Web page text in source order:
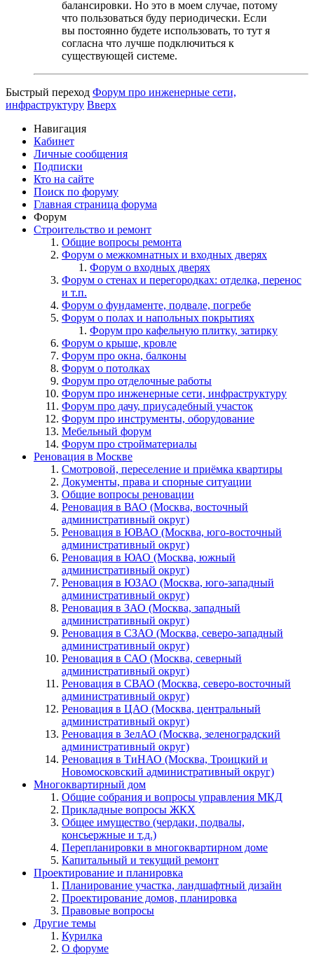
балансировки. Но это в моем случае, потому
что пользоваться буду периодически. Если
вы постоянно будете использовать, то тут я
согласна что лучше подключиться к
существующей системе.
Быстрый переход Форум про инженерные сети,
инфраструктуру Вверх
Навигация
Кабинет
Личные сообщения
Подписки
Кто на сайте
Поиск по форуму
Главная страница форума
Форум
Строительство и ремонт
Общие вопросы ремонта
Форум о межкомнатных и входных дверях
Форум о входных дверях
Форум о стенах и перегородках: отделка, перенос
и т.п.
Форум о фундаменте, подвале, погребе
Форум о полах и напольных покрытиях
Форум про кафельную плитку, затирку
Форум о крыше, кровле
Форум про окна, балконы
Форум о потолках
Форум про отделочные работы
Форум про инженерные сети, инфраструктуру
Форум про дачу, приусадебный участок
Форум про инструменты, оборудование
Мебельный форум
Форум про стройматериалы
Реновация в Москве
Смотровой, переселение и приёмка квартиры
Документы, права и спорные ситуации
Общие вопросы реновации
Реновация в ВАО (Москва, восточный
административный округ)
Реновация в ЮВАО (Москва, юго-восточный
административный округ)
Реновация в ЮАО (Москва, южный
административный округ)
Реновация в ЮЗАО (Москва, юго-западный
административный округ)
Реновация в ЗАО (Москва, западный
административный округ)
Реновация в СЗАО (Москва, северо-западный
административный округ)
Реновация в САО (Москва, северный
административный округ)
Реновация в СВАО (Москва, северо-восточный
административный округ)
Реновация в ЦАО (Москва, центральный
административный округ)
Реновация в ЗелАО (Москва, зеленоградский
административный округ)
Реновация в ТиНАО (Москва, Троицкий и
Новомосковский административный округ)
Многоквартирный дом
Общие собрания и вопросы управления МКД
Прикладные вопросы ЖКХ
Общее имущество (чердаки, подвалы,
консьержные и т.д.)
Перепланировки в многоквартирном доме
Капитальный и текущий ремонт
Проектирование и планировка
Планирование участка, ландшафтный дизайн
Проектирование домов, планировка
Правовые вопросы
Другие темы
Курилка
О форуме